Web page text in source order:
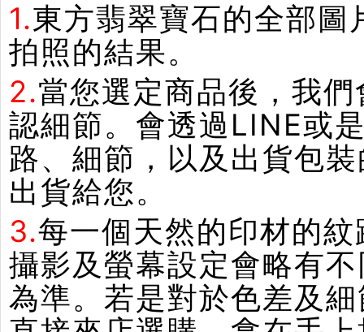
1.東方翡翠寶石的全部
拍照的結果。
2.當您選定商品後，我
認細節。會透過LINE或
路、細節，以及出貨包
出貨給您。
3.每一個天然的印材的
攝影及螢幕設定會略有
為準。若是對於色差及